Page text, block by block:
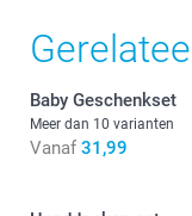
Afmetingen: 12
Baby Geschenkset
Meer dan 10 varianten
Vanaf 31,99